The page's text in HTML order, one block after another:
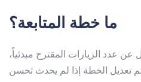
ما خطة المتابعة؟
عن عدد الزيارات المقترح مبدئياً،